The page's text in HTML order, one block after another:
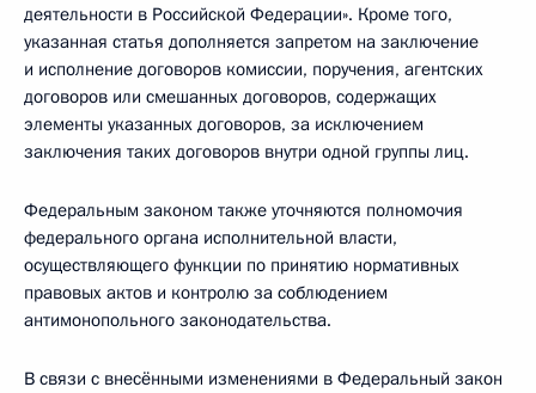
деятельности в Российской Федерации». Кроме того,
указанная статья дополняется запретом на заключение
и исполнение договоров комиссии, поручения, агентских
договоров или смешанных договоров, содержащих
элементы указанных договоров, за исключением
заключения таких договоров внутри одной группы лиц.
Федеральным законом также уточняются полномочия
федерального органа исполнительной власти,
осуществляющего функции по принятию нормативных
правовых актов и контролю за соблюдением
антимонопольного законодательства.
В связи с внесёнными изменениями в Федеральный закон